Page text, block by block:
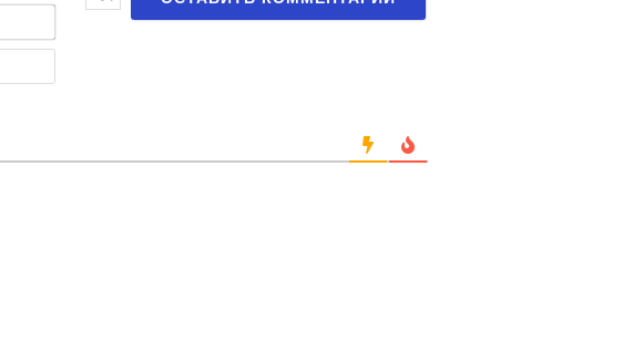
Email*
сайт